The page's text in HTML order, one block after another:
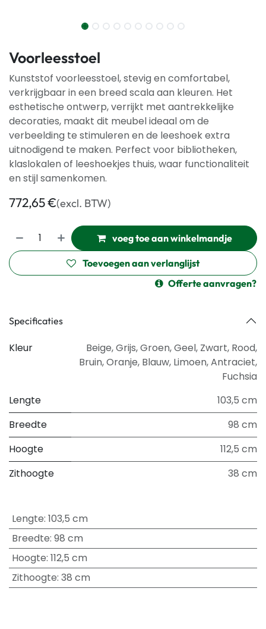
Voorleesstoel
Kunststof voorleesstoel, stevig en comfortabel,
verkrijgbaar in een breed scala aan kleuren. Het
esthetische ontwerp, verrijkt met aantrekkelijke
decoraties, maakt dit meubel ideaal om de
verbeelding te stimuleren en de leeshoek extra
uitnodigend te maken. Perfect voor bibliotheken,
klaslokalen of leeshoekjes thuis, waar functionaliteit
en stijl samenkomen.
772,65€(excl. BTW)
voeg toe aan winkelmandje
Toevoegen aan verlanglijst
Offerte aanvragen?
Specificaties
Kleur Beige,Grijs,Groen,Geel, Zwart, Rood,
Bruin,Oranje, Blauw, Limoen,Antraciet,
Fuchsia
Lengte
103,5 cm
Breedte
98 cm
Hoogte
112,5 cm
Zithoogte
38 cm
Lengte: 103,5 cm
Breedte: 98 cm
Hoogte: 112,5 cm
Zithoogte: 38 cm